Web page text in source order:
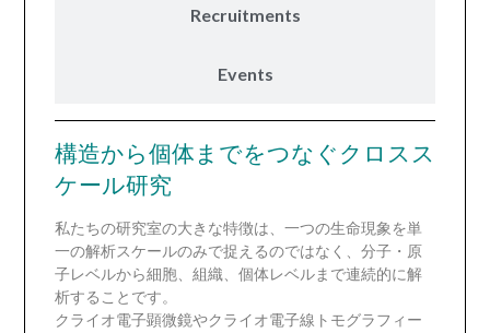
Recruitments
Events
構造から個体までをつなぐクロスス
ケール研究
私たちの研究室の大きな特徴は、一つの生命現象を単
一の解析スケールのみで捉えるのではなく、分子・原
子レベルから細胞、組織、個体レベルまで連続的に解
析することです。
クライオ電子顕微鏡やクライオ電子線トモグラフィー